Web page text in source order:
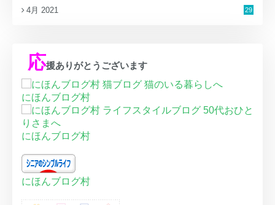
4月 2021 29
応援ありがとうございます
にほんブログ村
にほんブログ村
にほんブログ村